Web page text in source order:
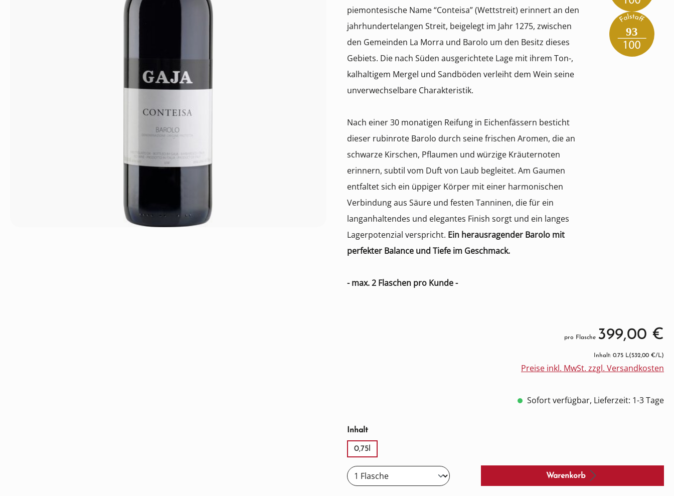
piemontesische Name “Conteisa” (Wettstreit) erinnert an den
jahrhundertelangen Streit, beigelegt im Jahr 1275, zwischen
den Gemeinden La Morra und Barolo um den Besitz dieses
Gebiets. Die nach Süden ausgerichtete Lage mit ihrem Ton-,
kalhaltigem Mergel und Sandböden verleiht dem Wein seine
unverwechselbare Charakteristik.
Nach einer 30 monatigen Reifung in Eichenfässern besticht
dieser rubinrote Barolo durch seine frischen Aromen, die an
schwarze Kirschen, Pflaumen und würzige Kräuternoten
erinnern, subtil vom Duft von Laub begleitet. Am Gaumen
entfaltet sich ein üppiger Körper mit einer harmonischen
Verbindung aus Säure und festen Tanninen, die für ein
langanhaltendes und elegantes Finish sorgt und ein langes
Lagerpotenzial verspricht. Ein herausragender Barolo mit
perfekter Balance und Tiefe im Geschmack.
- max. 2 Flaschen pro Kunde -
93
pro Flasche 399,00 €
Inhalt: 0.75 L(532,00 €/L)
Preise inkl. MwSt. zzgl. Versandkosten
Sofort verfügbar, Lieferzeit: 1-3 Tage
Inhaltauswählen
0,75l
Warenkorb